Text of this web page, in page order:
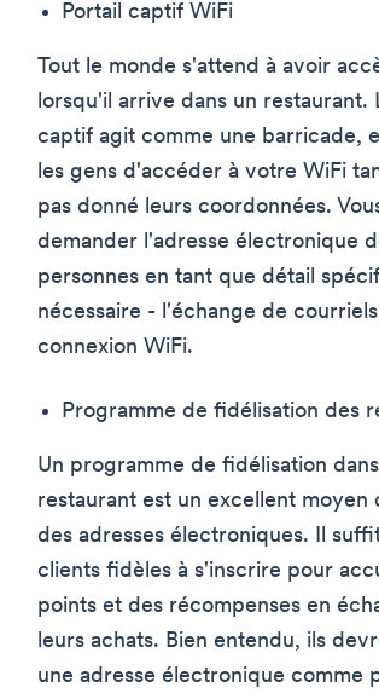
Portail captif WiFi
Tout le monde s'attend à avoir
lorsqu'il arrive dans un restaurant.
captif agit comme une barricade,
les gens d'accéder à votre WiFi
pas donné leurs coordonnées.
demander l'adresse électronique
personnes en tant que détail
nécessaire - l'échange de
connexion WiFi.
Programme de fidélisation des
Un programme de fidélisation
restaurant est un excellent moyen
des adresses électroniques. Il
clients fidèles à s'inscrire pour
points et des récompenses en
leurs achats. Bien entendu, ils
une adresse électronique comme